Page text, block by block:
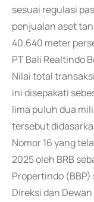
sesuai regulasi
penjualan aset
40.640 meter
PT Bali Realtindo
Nilai total
ini disepakati
lima puluh dua
tersebut
Nomor 16 yang
2025 oleh BRB
Propertindo (BBP)
Direksi dan